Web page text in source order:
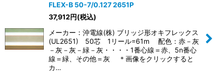
FLEX-B 50-7/0.127 2651P
37,912円(税込)
メーカー：沖電線(株) ブリッジ形オキフレックス
(UL2651) 50芯 1リール=61m 配色：赤－灰
－灰－灰－緑－灰・・・・1番心線＝赤、5n番心
線＝緑、その他＝灰 ＊画像をクリックすると
カ…